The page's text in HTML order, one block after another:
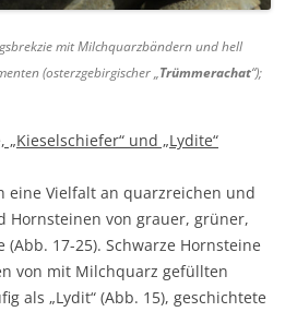
mit Milchquarzbändern und hell
(osterzgebirgischer „Trümmerachat“);
und „Lydite“
eine Vielfalt an quarzreichen und
Hornsteinen von grauer, grüner,
17-25). Schwarze Hornsteine
von mit Milchquarz gefüllten
als „Lydit“ (Abb. 15), geschichtete